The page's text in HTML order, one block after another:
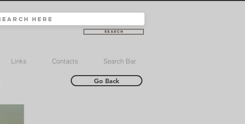
Search
Links Contacts Search Bar
Go Back